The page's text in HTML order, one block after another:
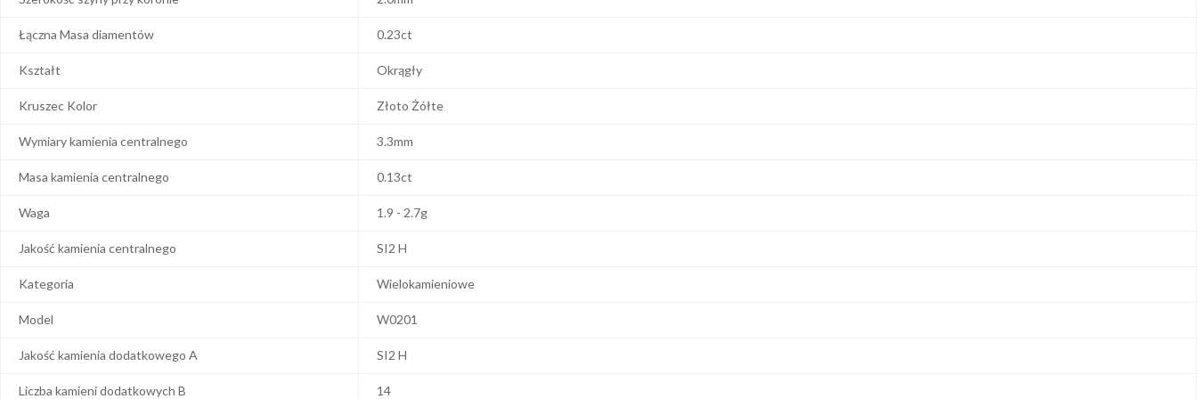
Łączna Masa diamentów 0.23ct
Kształt Okrągły
Kruszec Kolor Złoto Żółte
Wymiary kamienia centralnego 3.3mm
Masa kamienia centralnego 0.13ct
Waga 1.9 - 2.7g
Jakość kamienia centralnego SI2 H
Kategoria Wielokamieniowe
Model W0201
Jakość kamienia dodatkowego A SI2 H
Liczba kamieni dodatkowych B 14